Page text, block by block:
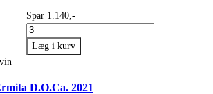
Spar 1.140,-
D.O.Ca. 2021